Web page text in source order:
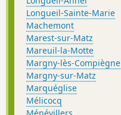
Longueil-Sainte-Marie
Machemont
Marest-sur-Matz
Mareuil-la-Motte
Margny-lès-Compiègne
Margny-sur-Matz
Marquéglise
Mélicocq
Ménévillers